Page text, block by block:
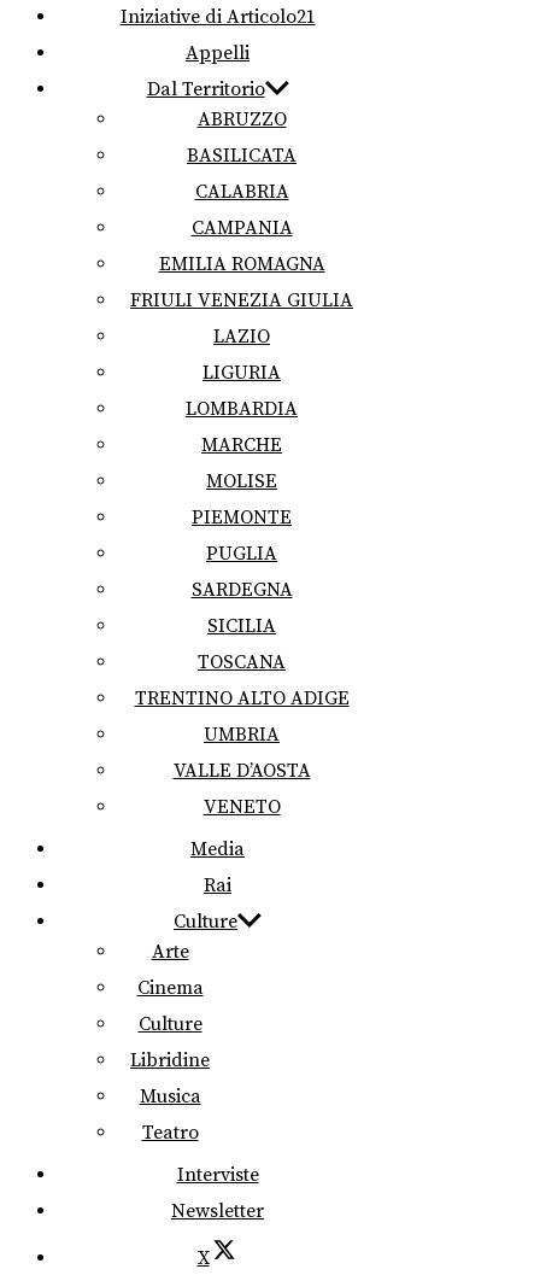
Iniziative di Articolo21
Appelli
Dal Territorio
ABRUZZO
BASILICATA
CALABRIA
CAMPANIA
EMILIA ROMAGNA
FRIULI VENEZIA GIULIA
LAZIO
LIGURIA
LOMBARDIA
MARCHE
MOLISE
PIEMONTE
PUGLIA
SARDEGNA
SICILIA
TOSCANA
TRENTINO ALTO ADIGE
UMBRIA
VALLE D’AOSTA
VENETO
Media
Rai
Culture
Arte
Cinema
Culture
Libridine
Musica
Teatro
Interviste
Newsletter
X